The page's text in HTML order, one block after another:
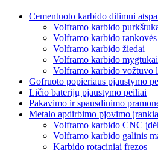
Cementuoto karbido dilimui
Volframo karbido
Volframo karbido rankovės
Volframo karbido žiedai
Volframo karbido mygtukai
Volframo karbido vožtuvo
Gofruoto popieriaus pjaustymo
Ličio baterijų pjaustymo peiliai
Pakavimo ir spausdinimo
Metalo apdirbimo pjovimo
Volframo karbido CNC
Volframo karbido galinis
Karbido rotaciniai frezos